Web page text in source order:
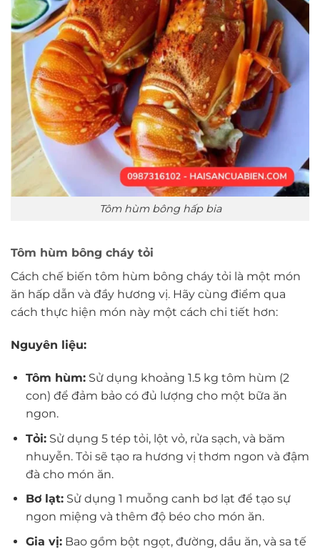
Tôm hùm bông hấp bia
Tôm hùm bông cháy tỏi
Cách chế biến tôm hùm bông cháy tỏi là một món
ăn hấp dẫn và đầy hương vị. Hãy cùng điểm qua
cách thực hiện món này một cách chi tiết hơn:
Nguyên liệu:
Tôm hùm:Sử dụng khoảng 1.5 kg tôm hùm (2
con) để đảm bảo có đủ lượng cho một bữa ăn
ngon.
Tỏi:Sử dụng 5 tép tỏi, lột vỏ, rửa sạch, và băm
nhuyễn. Tỏi sẽ tạo ra hương vị thơm ngon và đậm
đà cho món ăn.
Bơ lạt:Sử dụng 1 muỗng canh bơ lạt để tạo sự
ngon miệng và thêm độ béo cho món ăn.
Gia vị:Bao gồm bột ngọt, đường, dầu ăn, và sa tế